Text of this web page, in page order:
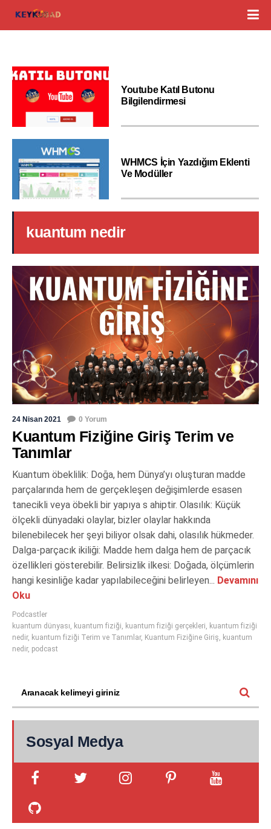
Youtube Katıl Butonu
Bilgilendirmesi
WHMCS İçin Yazdığım Eklenti
Ve Modüller
kuantum nedir
24 Nisan 2021 0 Yorum
Kuantum Fiziğine Giriş Terim ve
Tanımlar
Kuantum öbeklilik: Doğa, hem Dünya’yı oluşturan madde
parçalarında hem de gerçekleşen değişimlerde esasen
tanecikli veya öbekli bir yapıya s ahiptir. Olasılık: Küçük
ölçekli dünyadaki olaylar, bizler olaylar hakkında
bilenebilecek her şeyi biliyor olsak dahi, olasılık hükmeder.
Dalga-parçacık ikiliği: Madde hem dalga hem de parçacık
özellikleri gösterebilir. Belirsizlik ilkesi: Doğada, ölçümlerin
hangi kesinliğe kadar yapılabileceğini belirleyen... Devamını
Oku
Podcastler
kuantum dünyası, kuantum fiziği, kuantum fiziği gerçekleri, kuantum fiziği
nedir, kuantum fiziği Terim ve Tanımlar, Kuantum Fiziğine Giriş, kuantum
nedir, podcast
Sosyal Medya